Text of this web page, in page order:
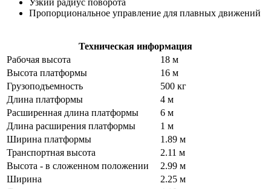
Пропорциональное управление для плавных движений
Техническая информация
Рабочая высота
18 м
Высота платформы
16 м
Грузоподъемность
500 кг
Длина платформы
4 м
Расширенная длина платформы
6 м
Длина расширения платформы
1 м
Ширина платформы
1.89 м
Транспортная высота
2.11 м
Высота - в сложенном положении
2.99 м
Ширина
2.25 м